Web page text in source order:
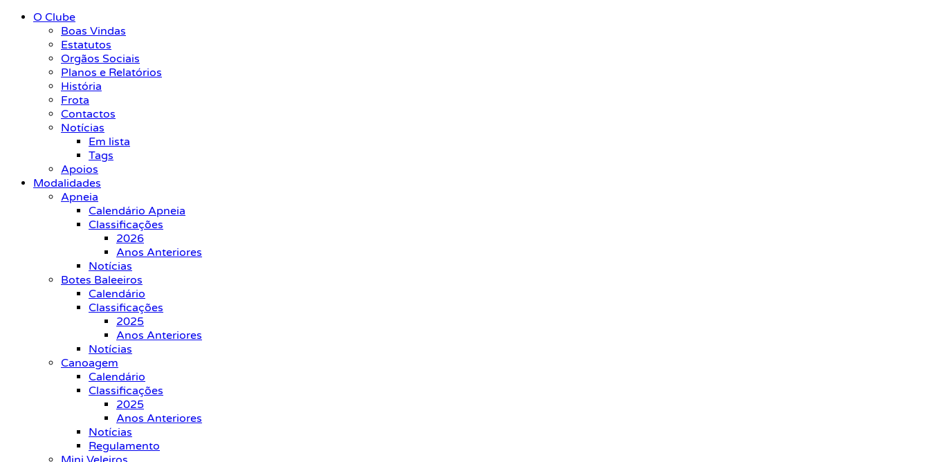
O Clube
Boas Vindas
Estatutos
Orgãos Sociais
Planos e Relatórios
História
Frota
Contactos
Notícias
Em lista
Tags
Apoios
Modalidades
Apneia
Calendário Apneia
Classificações
2026
Anos Anteriores
Notícias
Botes Baleeiros
Calendário
Classificações
2025
Anos Anteriores
Notícias
Canoagem
Calendário
Classificações
2025
Anos Anteriores
Notícias
Regulamento